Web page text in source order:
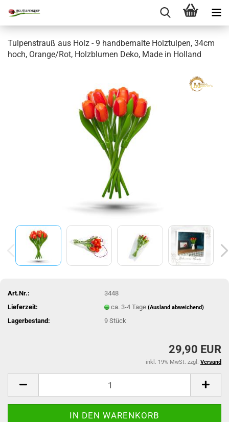
Tulpenstrauß aus Holz - 9 handbemalte Holztulpen, 34cm
hoch, Orange/Rot, Holzblumen Deko, Made in Holland
Art.Nr.:
3448
Lieferzeit:
ca. 3-4 Tage(Ausland abweichend)
Lagerbestand: 9Stück
29,90 EUR
inkl. 19% MwSt. zzgl. Versand